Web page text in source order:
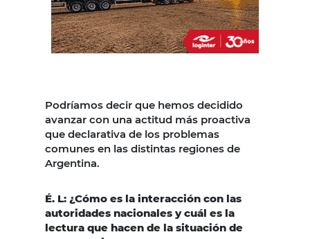
Podríamos decir que hemos decidido
avanzar con una actitud más proactiva
que declarativa de los problemas
comunes en las distintas regiones de
Argentina.
É. L: ¿Cómo es la interacción con las
autoridades nacionales y cuál es la
lectura que hacen de la situación de